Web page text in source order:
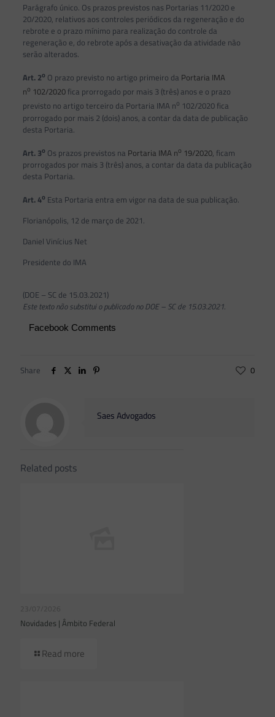
Parágrafo único. Os prazos previstos nas Portarias 11/2020 e
20/2020, relativos aos controles periódicos da regeneração e do
rebrote e o prazo mínimo para realização do controle da
regeneração e, do rebrote após a desativação da atividade não
serão alterados.
Art. 2o O prazo previsto no artigo primeiro da Portaria IMA
no 102/2020fica prorrogado por mais 3 (três) anos e o prazo
previsto no artigo terceiro da Portaria IMA no 102/2020 fica
prorrogado por mais 2 (dois) anos, a contar da data de publicação
desta Portaria.
Art. 3o Os prazos previstos na Portaria IMA no 19/2020, ficam
prorrogados por mais 3 (três) anos, a contar da data da publicação
desta Portaria.
Art. 4o Esta Portaria entra em vigor na data de sua publicação.
Florianópolis, 12 de março de 2021.
Daniel Vinícius Net
Presidente do IMA
(DOE – SC de 15.03.2021)
Este texto não substitui o publicado no DOE – SC de 15.03.2021.
Facebook Comments
Share 0
Saes Advogados
Related posts
23/07/2026
Novidades | Âmbito Federal
Read more